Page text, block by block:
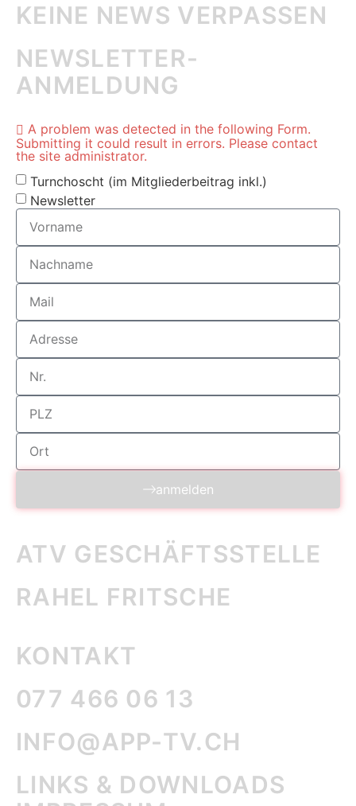
KEINE NEWS VERPASSEN
NEWSLETTER-
ANMELDUNG
A problem was detected in the following Form.
Submitting it could result in errors. Please contact
the site administrator.
Turnchoscht (im Mitgliederbeitrag inkl.)
Newsletter
anmelden
ATV GESCHÄFTS­STELLE
RAHEL FRITSCHE
KONTAKT
077 466 06 13
INFO@APP-TV.CH
LINKS & DOWNLOADS